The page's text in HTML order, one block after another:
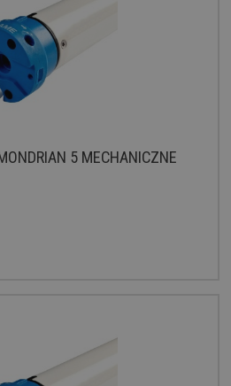
5 MECHANICZNE